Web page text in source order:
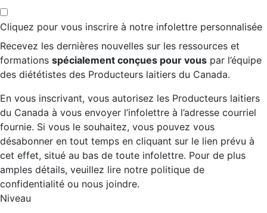
Cliquez pour vous inscrire à notre infolettre personnalisée
Recevez les dernières nouvelles sur les ressources et
formations spécialement conçues pour vous par l’équipe
des diététistes des Producteurs laitiers du Canada.
En vous inscrivant, vous autorisez les Producteurs laitiers
du Canada à vous envoyer l’infolettre à l’adresse courriel
fournie. Si vous le souhaitez, vous pouvez vous
désabonner en tout temps en cliquant sur le lien prévu à
cet effet, situé au bas de toute infolettre. Pour de plus
amples détails, veuillez lire notre politique de
confidentialité ou nous joindre.
Niveau